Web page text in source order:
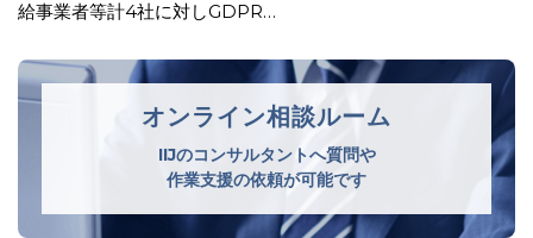
オンライン相談ルーム
IIJのコンサルタントへ質問や
作業支援の依頼が可能です